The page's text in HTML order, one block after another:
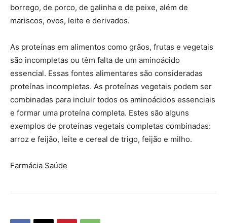
borrego, de porco, de galinha e de peixe, além de
mariscos, ovos, leite e derivados.
As proteínas em alimentos como grãos, frutas e vegetais
são incompletas ou têm falta de um aminoácido
essencial. Essas fontes alimentares são consideradas
proteínas incompletas. As proteínas vegetais podem ser
combinadas para incluir todos os aminoácidos essenciais
e formar uma proteína completa. Estes são alguns
exemplos de proteínas vegetais completas combinadas:
arroz e feijão, leite e cereal de trigo, feijão e milho.
Farmácia Saúde